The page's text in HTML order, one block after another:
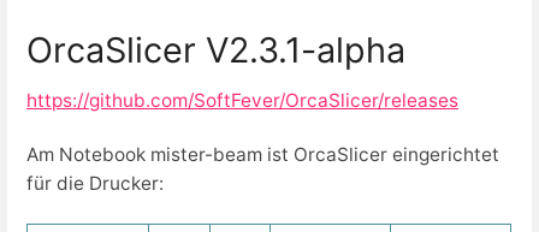
OrcaSlicer V2.3.1-alpha
https://github.com/SoftFever/OrcaSlicer/releases
Am Notebook mister-beam ist OrcaSlicer eingerichtet
für die Drucker: